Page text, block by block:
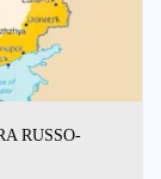
RUSSO-